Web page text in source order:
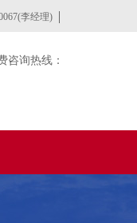
李经理)
咨询热线：